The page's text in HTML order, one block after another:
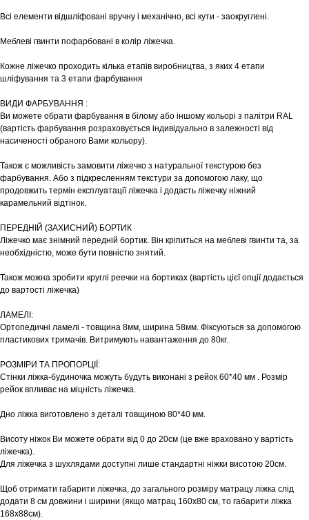
Всі елементи відшліфовані вручну і механічно, всі кути - заокруглені.
Меблеві гвинти пофарбовані в колір ліжечка.
Кожне ліжечко проходить кілька етапів виробництва, з яких 4 етапи
шліфування та 3 етапи фарбування
ВИДИ ФАРБУВАННЯ :
Ви можете обрати фарбування в білому або іншому кольорі з палітри RAL
(вартість фарбування розраховується індивідуально в залежності від
насиченості обраного Вами кольору).
Також є можливість замовити ліжечко з натуральної текстурою без
фарбування. Або з підкресленням текстури за допомогою лаку, що
продовжить термін експлуатації ліжечка і додасть ліжечку ніжний
карамельний відтінок.
ПЕРЕДНІЙ (ЗАХИСНИЙ) БОРТИК
Ліжечко має знімний передній бортик. Він кріпиться на меблеві гвинти та, за
необхідністю, може бути повністю знятий.
Також можна зробити круглі реечки на бортиках (вартість цієї опції додається
до вартості ліжечка)
ЛАМЕЛІ:
Ортопедичні ламелі - товщина 8мм, ширина 58мм. Фіксуються за допомогою
пластикових тримачів. Витримують навантаження до 80кг.
РОЗМІРИ ТА ПРОПОРЦІЇ:
Стінки ліжка-будиночка можуть будуть виконані з рейок 60*40 мм . Розмір
рейок впливає на міцність ліжечка.
Дно ліжка виготовлено з деталі товщиною 80*40 мм.
Висоту ніжок Ви можете обрати від 0 до 20см (це вже враховано у вартість
ліжечка).
Для ліжечка з шухлядами доступні лише стандартні ніжки висотою 20см.
Щоб отримати габарити ліжечка, до загального розміру матрацу ліжка слід
додати 8 см довжини і ширини (якщо матрац 160х80 см, то габарити ліжка
168х88см).
Шоурум
Tekstura
Заплануйте візит у простір створений
для вас
Записатися